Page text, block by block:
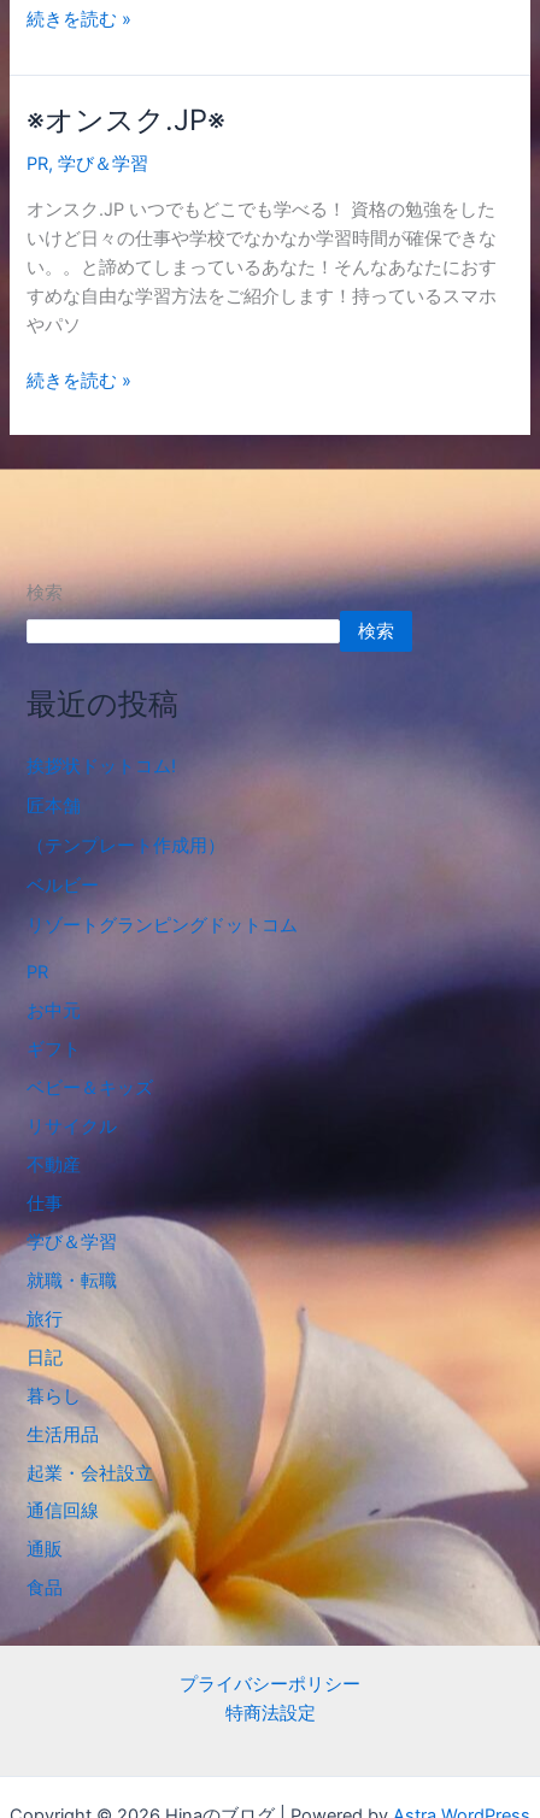
続きを読む »
※オンスク.JP※
PR,学び＆学習
オンスク.JP いつでもどこでも学べる！ 資格の勉強をした
いけど日々の仕事や学校でなかなか学習時間が確保できな
い。。と諦めてしまっているあなた！そんなあなたにおす
すめな自由な学習方法をご紹介します！持っているスマホ
やパソ
※
ン
ス
ク.JP※
続きを読む »
検索
検索
最近の投稿
挨拶状ドットコム!
匠本舗
（テンプレート作成用）
ベルビー
リゾートグランピングドットコム
PR
お中元
ギフト
ベビー＆キッズ
リサイクル
不動産
仕事
学び＆学習
就職・転職
旅行
日記
暮らし
生活用品
起業・会社設立
通信回線
通販
食品
プライバシーポリシー
特商法設定